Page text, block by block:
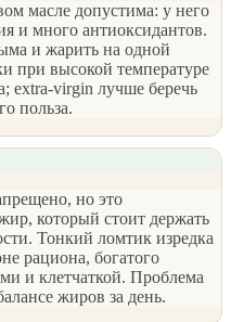
масле допустима: у него
и много антиоксидантов.
и жарить на одной
при высокой температуре
extra-virgin лучше беречь
польза.
но это
который стоит держать
Тонкий ломтик изредка
рациона, богатого
и клетчаткой. Проблема
жиров за день.